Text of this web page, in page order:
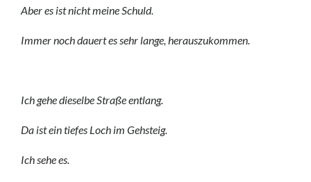
Aber es ist nicht meine Schuld.
Immer noch dauert es sehr lange, herauszukommen.
Ich gehe dieselbe Straße entlang.
Da ist ein tiefes Loch im Gehsteig.
Ich sehe es.